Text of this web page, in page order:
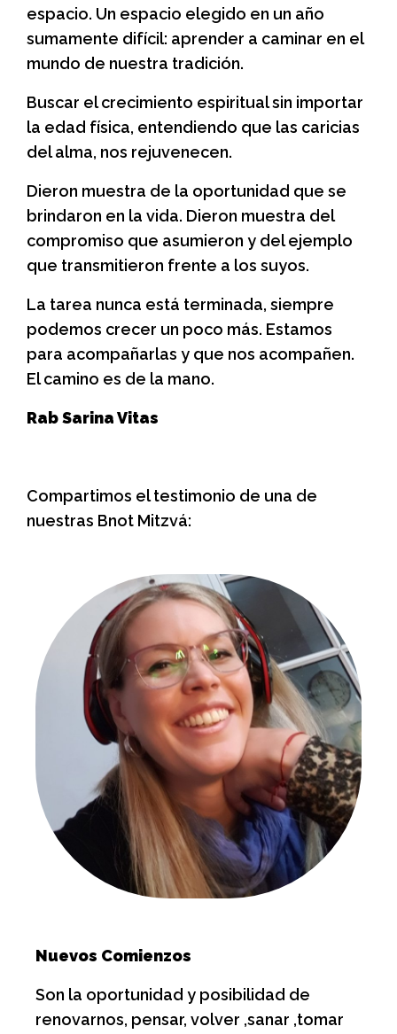
espacio. Un espacio elegido en un año
sumamente difícil: aprender a caminar en el
mundo de nuestra tradición.
Buscar el crecimiento espiritual sin importar
la edad física, entendiendo que las caricias
del alma, nos rejuvenecen.
Dieron muestra de la oportunidad que se
brindaron en la vida. Dieron muestra del
compromiso que asumieron y del ejemplo
que transmitieron frente a los suyos.
La tarea nunca está terminada, siempre
podemos crecer un poco más. Estamos
para acompañarlas y que nos acompañen.
El camino es de la mano.
Rab Sarina Vitas
Compartimos el testimonio de una de
nuestras Bnot Mitzvá:
Nuevos Comienzos
Son la oportunidad y posibilidad de
renovarnos, pensar, volver ,sanar ,tomar